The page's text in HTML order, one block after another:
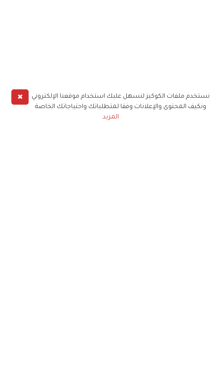
✖
نستخدم ملفات الكوكيز لنسهل عليك استخدام موقعنا الإلكتروني
ونكيف المحتوى والإعلانات وفقا لمتطلباتك واحتياجاتك الخاصة
المزيد